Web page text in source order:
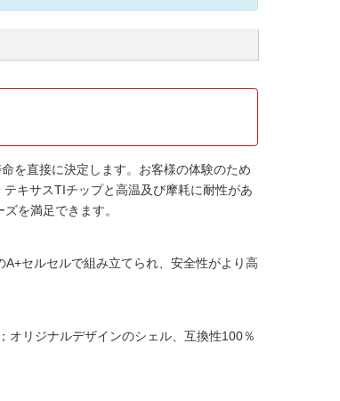
を直接に決定します。お客様の体験のため
キサスTIチップと高温及び摩耗に耐性があ
を満足できます。
A+セルセルで組み立てられ、安全性がより高
オリジナルデザインのシェル、互換性100％